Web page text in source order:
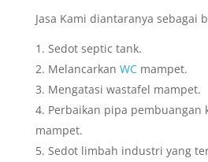
Jasa Kami diantaranya sebagai
Sedot septic tank.
Melancarkan WCmampet.
Mengatasi wastafel mampet.
Perbaikan pipa pembuangan
mampet.
Sedot limbah industri yang